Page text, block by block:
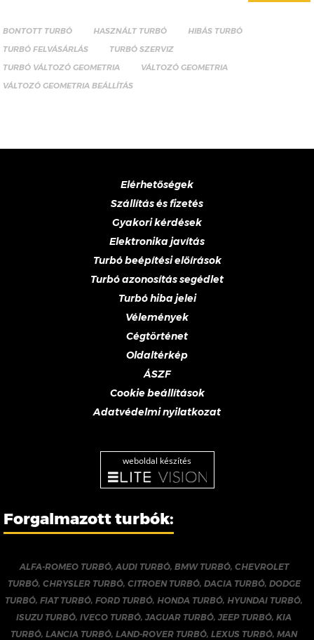
BONTOTT TURBÓ HASZNÁLT TURBÓ
HIBÁS TURBÓ
TURBÓ FELVÁSÁRLÁS
TURBÓ SZERVIZ
TURBÓ VÁLTOZÓ GEOMETRIA
VÁLTOZÓ GEOMETRIA
VÁLTOZÓ GEOMETRIA BEÁLLÍTÁS
Elérhetőségek
Szállítás és fizetés
Gyakori kérdések
Elektronika javítás
Turbó beépítési előírások
Turbó azonosítás segédlet
Turbó hiba jelei
Vélemények
Cégtörténet
Oldaltérkép
ÁSZF
Cookie beállítások
Adatvédelmi nyilatkozat
weboldal készítés
Forgalmazott turbók:
ALFA-ROMEO TURBÓ,AUDI TURBÓ, BMW TURBÓ, CHEVROLET
TURBÓ, CHRYSLER TURBÓ, CITROEN TURBÓ, DACIA TURBÓ, DODGE
TURBÓ,FIAT TURBÓ,FORD TURBÓ, HONDA TURBÓ, HYUNDAI TURBÓ,
ISUZU TURBÓ,IVECO TURBÓ,JAGUAR TURBÓ,JEEP TURBÓ,KIA
TURBÓ,LANCIA TURBÓ,LAND-ROVER TURBÓ,LEXUS TURBÓ,MAN